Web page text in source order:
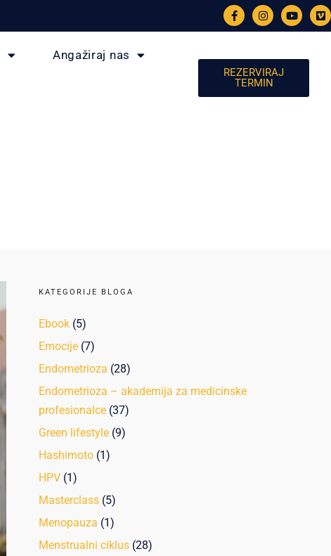
Angažiraj nas
REZERVIRAJ
TERMIN
KATEGORIJE BLOGA
Ebook (5)
Emocije (7)
Endometrioza (28)
Endometrioza – akademija za medicinske
profesionalce (37)
Green lifestyle (9)
Hashimoto (1)
HPV (1)
Masterclass (5)
Menopauza (1)
Menstrualni ciklus (28)